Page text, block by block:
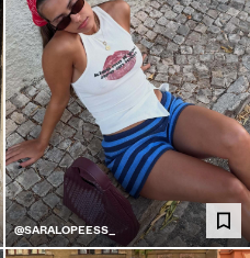
@SARALOPEESS_